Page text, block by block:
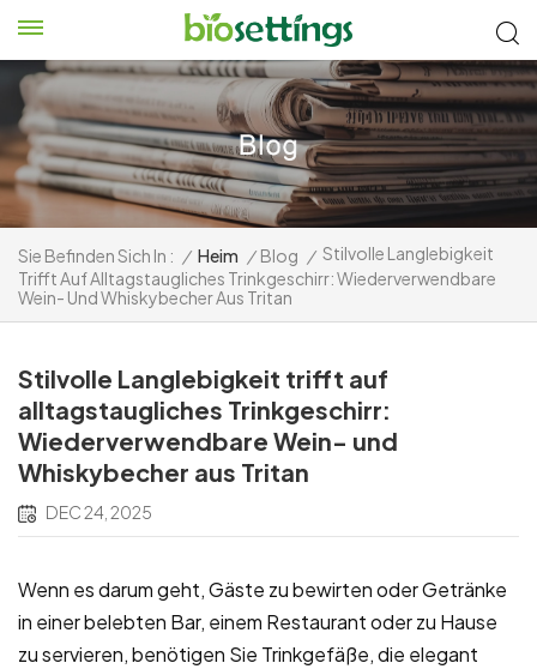
Sie Befinden Sich In : / Heim / Blog / Stilvolle Langlebigkeit
Trifft Auf Alltagstaugliches Trinkgeschirr: Wiederverwendbare
Wein- Und Whiskybecher Aus Tritan
Stilvolle Langlebigkeit trifft auf
alltagstaugliches Trinkgeschirr:
Wiederverwendbare Wein- und
Whiskybecher aus Tritan
DEC 24, 2025
Wenn es darum geht, Gäste zu bewirten oder Getränke
in einer belebten Bar, einem Restaurant oder zu Hause
zu servieren, benötigen Sie Trinkgefäße, die elegant